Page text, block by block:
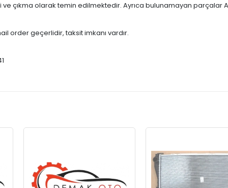
çıkma olarak temin edilmektedir. Ayrıca bulunamayan parçalar
order geçerlidir, taksit imkanı vardır.